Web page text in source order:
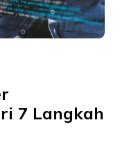
7 Langkah